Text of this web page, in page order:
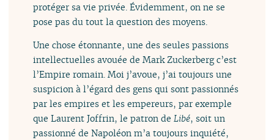
protéger sa vie privée. Évidemment, on ne se
pose pas du tout la question des moyens.
Une chose étonnante, une des seules passions
intellectuelles avouée de Mark Zuckerberg c’est
l’Empire romain. Moi j’avoue, j’ai toujours une
suspicion à l’égard des gens qui sont passionnés
par les empires et les empereurs, par exemple
que Laurent Joffrin, le patron deLibé, soit un
passionné de Napoléon m’a toujours inquiété,